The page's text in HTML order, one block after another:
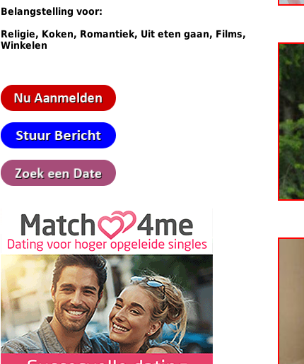
Belangstelling voor:
Religie, Koken, Romantiek, Uit eten gaan, Films,
Winkelen